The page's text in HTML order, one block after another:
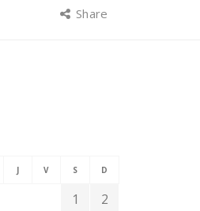
Share
J V S D
1
2